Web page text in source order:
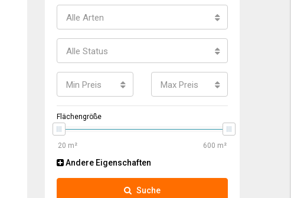
Alle Arten
Alle Status
Min Preis Max Preis
Flächengröße
Andere Eigenschaften
Suche